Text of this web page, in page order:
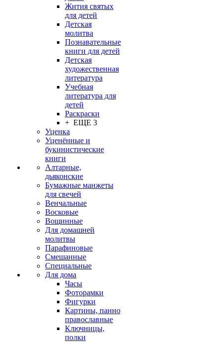
Жития святых
для детей
Детская
молитва
Познавательные
книги для детей
Детская
художественная
литература
Учебная
литература для
детей
Раскраски
+ ЕЩЕ 3
Уценка
Уценённые и
букинистические
книги
Алтарные,
дьяконские
Бумажные манжеты
для свечей
Венчальные
Восковые
Вощинные
Для домашней
молитвы
Парафиновые
Смешанные
Специальные
Для дома
Часы
Фоторамки
Фигурки
Картины, панно
православные
Ключницы,
полки